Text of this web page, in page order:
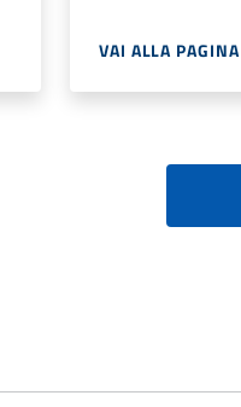
VAI ALLA PAGINA